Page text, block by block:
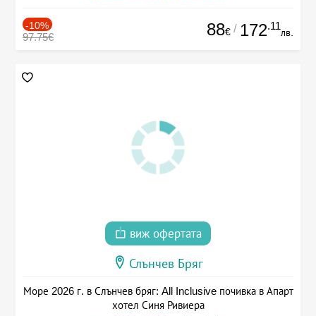
-10%
97.75€ 88€ / 172.11
лв.
виж офертата
Слънчев Бряг
Море 2026 г. в Слънчев бряг: All Inclusive почивка в Апарт
хотел Синя Ривиера